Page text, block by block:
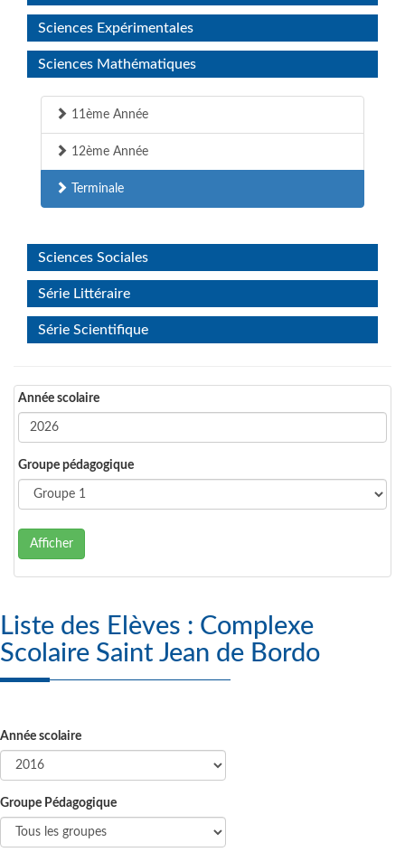
Sciences Expérimentales
Sciences Mathématiques
11ème Année
12ème Année
Terminale
Sciences Sociales
Série Littéraire
Série Scientifique
Année scolaire
Groupe pédagogique
Afficher
Liste des Elèves : Complexe
Scolaire Saint Jean de Bordo
Année scolaire
Groupe Pédagogique